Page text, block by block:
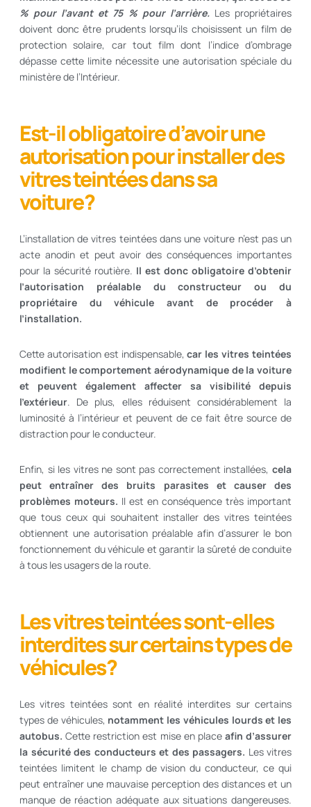
% pour l’avant et 75 % pour l’arrière.Les propriétaires
doivent donc être prudents lorsqu’ils choisissent un film de
protection solaire, car tout film dont l’indice d’ombrage
dépasse cette limite nécessite une autorisation spéciale du
ministère de l’Intérieur.
Est-il obligatoire d’avoir une
autorisation pour installer des
vitres teintées dans sa
voiture ?
L’installation de vitres teintées dans une voiture n’est pas un
acte anodin et peut avoir des conséquences importantes
pour la sécurité routière. Il est donc obligatoire d’obtenir
l’autorisation préalable du constructeur ou du
propriétaire du véhicule avant de procéder à
l’installation.
Cette autorisation est indispensable,car les vitres teintées
modifient le comportement aérodynamique de la voiture
et peuvent également affecter sa visibilité depuis
l’extérieur. De plus, elles réduisent considérablement la
luminosité à l’intérieur et peuvent de ce fait être source de
distraction pour le conducteur.
Enfin, si les vitres ne sont pas correctement installées, cela
peut entraîner des bruits parasites et causer des
problèmes moteurs. Il est en conséquence très important
que tous ceux qui souhaitent installer des vitres teintées
obtiennent une autorisation préalable afin d’assurer le bon
fonctionnement du véhicule et garantir la sûreté de conduite
à tous les usagers de la route.
Les vitres teintées sont-elles
interdites sur certains types de
véhicules ?
Les vitres teintées sont en réalité interdites sur certains
types de véhicules, notamment les véhicules lourds et les
autobus. Cette restriction est mise en place afin d’assurer
la sécurité des conducteurs et des passagers. Les vitres
teintées limitent le champ de vision du conducteur, ce qui
peut entraîner une mauvaise perception des distances et un
manque de réaction adéquate aux situations dangereuses.